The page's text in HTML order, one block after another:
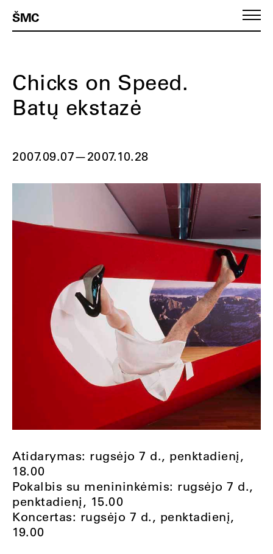
ŠMC
Chicks on Speed.
Batų ekstazė
2007.09.07—2007.10.28
Atidarymas: rugsėjo 7 d., penktadienį,
18.00
Pokalbis su menininkėmis: rugsėjo 7 d.,
penktadienį, 15.00
Koncertas: rugsėjo 7 d., penktadienį,
19.00